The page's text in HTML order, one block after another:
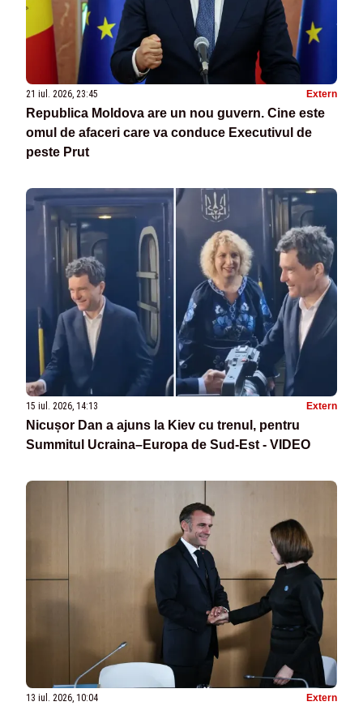
21 iul. 2026, 23:45 Extern
Republica Moldova are un nou guvern. Cine este
omul de afaceri care va conduce Executivul de
peste Prut
15 iul. 2026, 14:13 Extern
Nicușor Dan a ajuns la Kiev cu trenul, pentru
Summitul Ucraina–Europa de Sud-Est - VIDEO
13 iul. 2026, 10:04 Extern